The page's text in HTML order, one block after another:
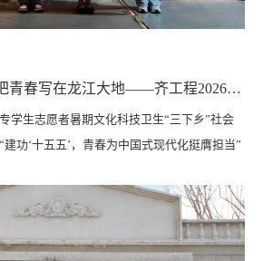
【成在齐工程】把青春写在龙江大地——齐工程2026“三下乡”圆满收官
学生志愿者暑期文化科技卫生“三下乡”社会
功‘十五五’，青春为中国式现代化挺膺担当”
、梅里斯达斡尔族区、克东县、安达市、龙
色铸魂研学+专业精准惠民”双线协同实践体
课”深耕于黑土地之上，组织青年学子以专业